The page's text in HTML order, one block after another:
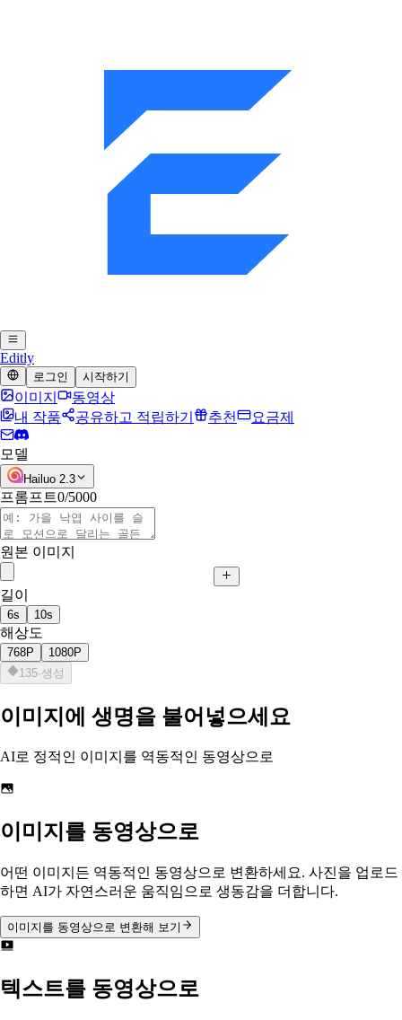
Editly
로그인 시작하기
이미지
동영상
내 작품
공유하고 적립하기 추천 요금제
모델
Hailuo 2.3
프롬프트0/5000
원본 이미지
길이
6s 10s
해상도
768P
1080P
135·생성
이미지에 생명을 불어넣으세요
AI로 정적인 이미지를 역동적인 동영상으로
이미지를 동영상으로
어떤 이미지든 역동적인 동영상으로 변환하세요. 사진을 업로드
하면 AI가 자연스러운 움직임으로 생동감을 더합니다.
이미지를 동영상으로 변환해 보기
텍스트를 동영상으로